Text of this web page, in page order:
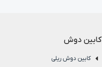
کابین دوش
کابین دوش ریلی